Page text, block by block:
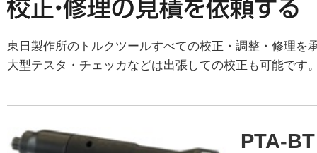
東日製作所のトルクツールすべての校正・調整・修理を
大型テスタ・チェッカなどは出張しての校正も可能です
PTA-BT